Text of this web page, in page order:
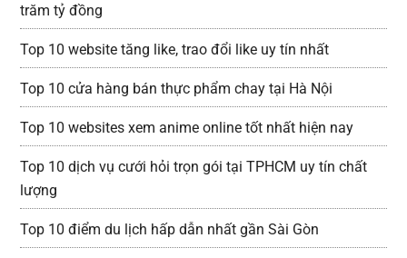
trăm tỷ đồng
Top 10 website tăng like, trao đổi like uy tín nhất
Top 10 cửa hàng bán thực phẩm chay tại Hà Nội
Top 10 websites xem anime online tốt nhất hiện nay
Top 10 dịch vụ cưới hỏi trọn gói tại TPHCM uy tín chất
lượng
Top 10 điểm du lịch hấp dẫn nhất gần Sài Gòn